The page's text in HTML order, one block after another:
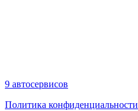
9 автосервисов
Политика конфиденциальности